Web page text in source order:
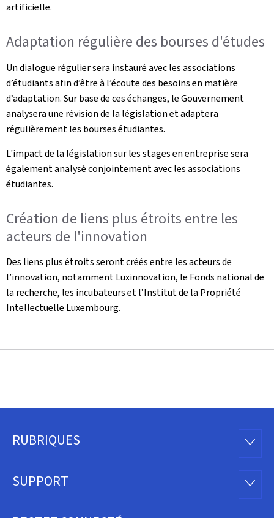
artificielle.
Adaptation régulière des bourses d'études
Un dialogue régulier sera instauré avec les associations
d’étudiants afin d’être à l’écoute des besoins en matière
d’adaptation. Sur base de ces échanges, le Gouvernement
analysera une révision de la législation et adaptera
régulièrement les bourses étudiantes.
L'impact de la législation sur les stages en entreprise sera
également analysé conjointement avec les associations
étudiantes.
Création de liens plus étroits entre les
acteurs de l'innovation
Des liens plus étroits seront créés entre les acteurs de
l’innovation, notamment Luxinnovation, le Fonds national de
la recherche, les incubateurs et l’Institut de la Propriété
Intellectuelle Luxembourg.
Pied
page
RUBRIQUES
SUPPORT